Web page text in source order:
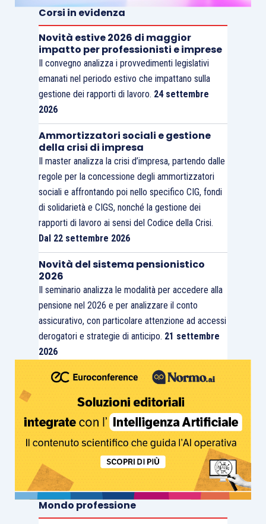
Corsi in evidenza
Novità estive 2026 di maggior
impatto per professionisti e imprese
Il convegno analizza i provvedimenti legislativi
emanati nel periodo estivo che impattano sulla
gestione dei rapporti di lavoro. 24 settembre
2026
Ammortizzatori sociali e gestione
della crisi di impresa
Il master analizza la crisi d’impresa, partendo dalle
regole per la concessione degli ammortizzatori
sociali e affrontando poi nello specifico CIG, fondi
di solidarietà e CIGS, nonché la gestione dei
rapporti di lavoro ai sensi del Codice della Crisi.
Dal 22 settembre 2026
Novità del sistema pensionistico
2026
Il seminario analizza le modalità per accedere alla
pensione nel 2026 e per analizzare il conto
assicurativo, con particolare attenzione ad accessi
derogatori e strategie di anticipo. 21 settembre
2026
Mondo professione